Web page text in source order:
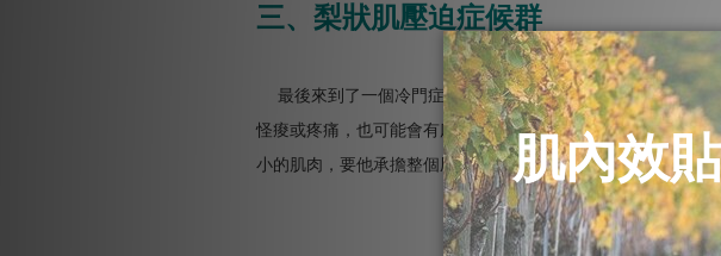
三、梨狀肌壓迫症候群
最後來到了一個冷門症狀，一樣顧名思義，就是臀部深層的
怪痠或疼痛，也可能會有麻木感。今天如果臀肌比較虛弱無力
小的肌肉，要他承擔整個屁股的任務似乎有點太超過了，過度